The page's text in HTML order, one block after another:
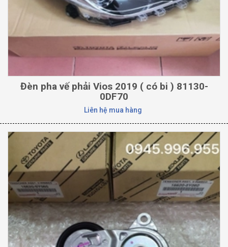
Đèn pha vế phải Vios 2019 ( có bi ) 81130-
0DF70
Liên hệ mua hàng